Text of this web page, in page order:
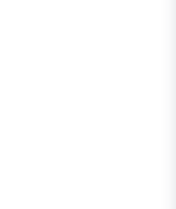
for unge talenter